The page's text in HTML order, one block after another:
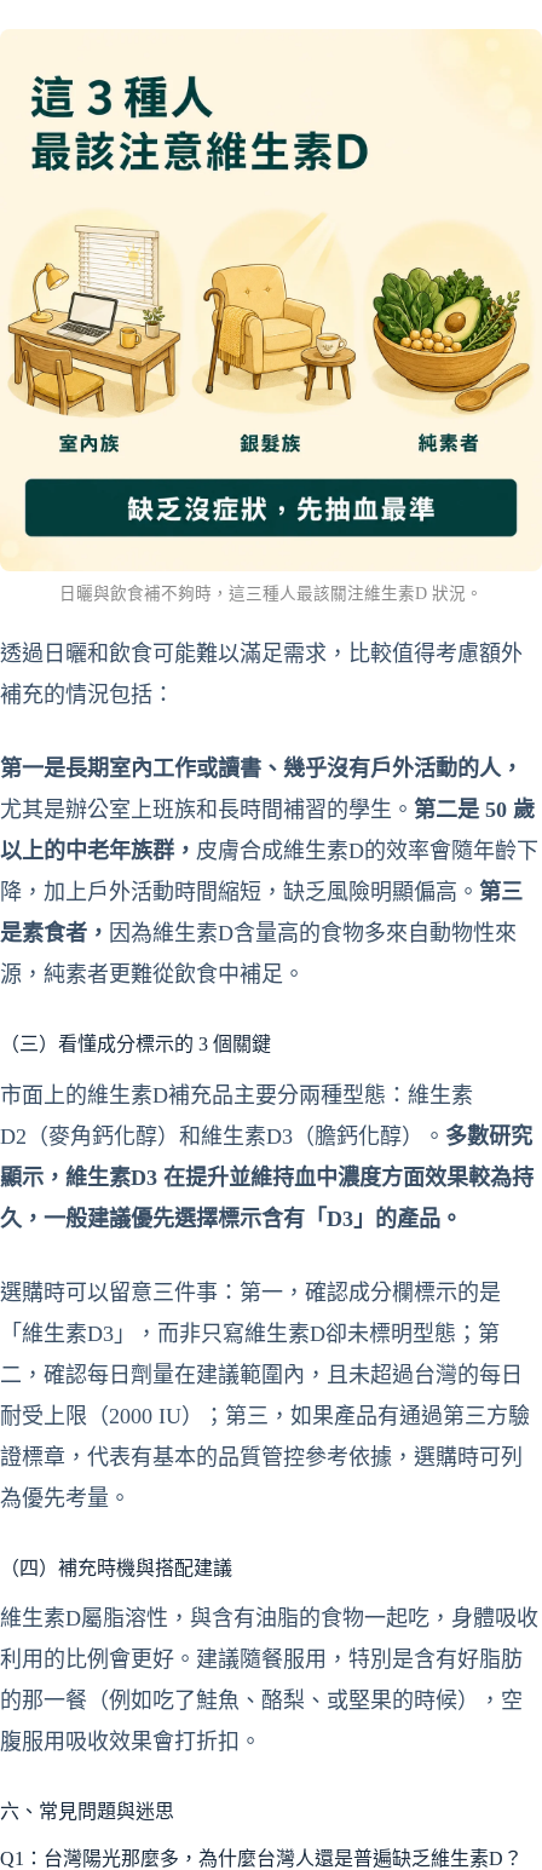
日曬與飲食補不夠時，這三種人最該關注維生素D 狀況。
透過日曬和飲食可能難以滿足需求，比較值得考慮額外
補充的情況包括：
第一是長期室內工作或讀書、幾乎沒有戶外活動的人，
尤其是辦公室上班族和長時間補習的學生。 第二是 50 歲
以上的中老年族群， 皮膚合成維生素D的效率會隨年齡下
降，加上戶外活動時間縮短，缺乏風險明顯偏高。 第三
是素食者， 因為維生素D含量高的食物多來自動物性來
源，純素者更難從飲食中補足。
（三）看懂成分標示的 3 個關鍵
市面上的維生素D補充品主要分兩種型態：維生素
D2（麥角鈣化醇）和維生素D3（膽鈣化醇）。 多數研究
顯示，維生素D3 在提升並維持血中濃度方面效果較為持
久，一般建議優先選擇標示含有「D3」的產品。
選購時可以留意三件事：第一，確認成分欄標示的是
「維生素D3」，而非只寫維生素D卻未標明型態；第
二，確認每日劑量在建議範圍內，且未超過台灣的每日
耐受上限（2000 IU）；第三，如果產品有通過第三方驗
證標章，代表有基本的品質管控參考依據，選購時可列
為優先考量。
（四）補充時機與搭配建議
維生素D屬脂溶性，與含有油脂的食物一起吃，身體吸收
利用的比例會更好。建議隨餐服用，特別是含有好脂肪
的那一餐（例如吃了鮭魚、酪梨、或堅果的時候），空
腹服用吸收效果會打折扣。
六、常見問題與迷思
Q1：台灣陽光那麼多，為什麼台灣人還是普遍缺乏維生素D？